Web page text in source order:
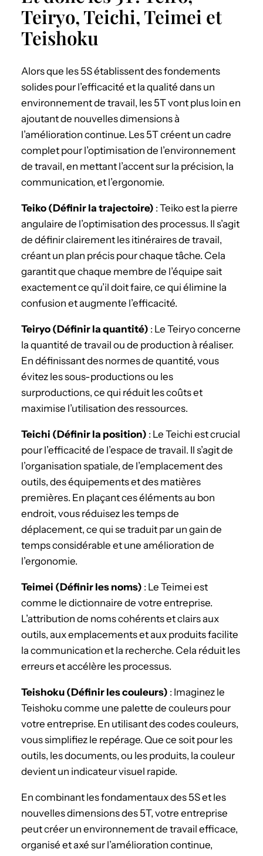
Teiryo, Teichi, Teimei et
Teishoku
Alors que les 5S établissent des fondements
solides pour l’efficacité et la qualité dans un
environnement de travail, les 5T vont plus loin en
ajoutant de nouvelles dimensions à
l’amélioration continue. Les 5T créent un cadre
complet pour l’optimisation de l’environnement
de travail, en mettant l’accent sur la précision, la
communication, et l’ergonomie.
Teiko (Définir la trajectoire) : Teiko est la pierre
angulaire de l’optimisation des processus. Il s’agit
de définir clairement les itinéraires de travail,
créant un plan précis pour chaque tâche. Cela
garantit que chaque membre de l’équipe sait
exactement ce qu’il doit faire, ce qui élimine la
confusion et augmente l’efficacité.
Teiryo (Définir la quantité) : Le Teiryo concerne
la quantité de travail ou de production à réaliser.
En définissant des normes de quantité, vous
évitez les sous-productions ou les
surproductions, ce qui réduit les coûts et
maximise l’utilisation des ressources.
Teichi (Définir la position) : Le Teichi est crucial
pour l’efficacité de l’espace de travail. Il s’agit de
l’organisation spatiale, de l’emplacement des
outils, des équipements et des matières
premières. En plaçant ces éléments au bon
endroit, vous réduisez les temps de
déplacement, ce qui se traduit par un gain de
temps considérable et une amélioration de
l’ergonomie.
Teimei (Définir les noms) : Le Teimei est
comme le dictionnaire de votre entreprise.
L’attribution de noms cohérents et clairs aux
outils, aux emplacements et aux produits facilite
la communication et la recherche. Cela réduit les
erreurs et accélère les processus.
Teishoku (Définir les couleurs) : Imaginez le
Teishoku comme une palette de couleurs pour
votre entreprise. En utilisant des codes couleurs,
vous simplifiez le repérage. Que ce soit pour les
outils, les documents, ou les produits, la couleur
devient un indicateur visuel rapide.
En combinant les fondamentaux des 5S et les
nouvelles dimensions des 5T, votre entreprise
peut créer un environnement de travail efficace,
organisé et axé sur l’amélioration continue,